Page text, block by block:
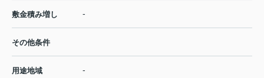
敷金積み増し -
その他条件
用途地域 -